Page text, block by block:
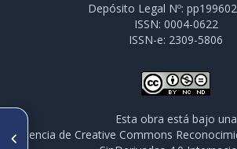
ARTÍCULO ANTERIOR
El Dr. Amando González
Depósito Legal Nº:
ISSN: 0004-0622
ISSN-e: 2309-5806
Esta obra está bajo una
licencia de Creative Commons